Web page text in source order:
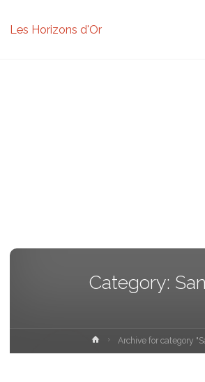
Les Horizons d'Or
Category:
HomeArchive for category